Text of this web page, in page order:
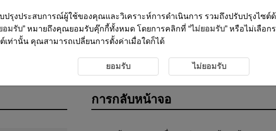
ละการบันทึกภาพ
การกลับหน้าจอ
ปรุงประสบการณ์ผู้ใช้ของคุณและวิเคราะห์การดำเนินการ รวมถึงปรับปรุงไซ
อมรับ” หมายถึงคุณยอมรับคุ๊กกี้ทั้งหมด โดยการคลิกที่ “ไม่ยอมรับ” หรือไม่เลือก
เท่านั้น คุณสามารถเปลี่ยนการตั้งค่าเมื่อใดก็ได้
ยอมรับ ไม่ยอมรับ